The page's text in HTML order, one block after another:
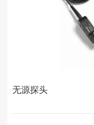
无源探头